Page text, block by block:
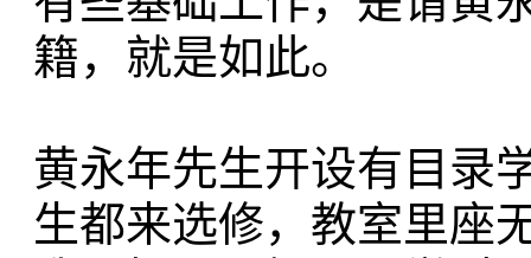
籍，就是如此。
黄永年先生开设有目录
生都来选修，教室里座